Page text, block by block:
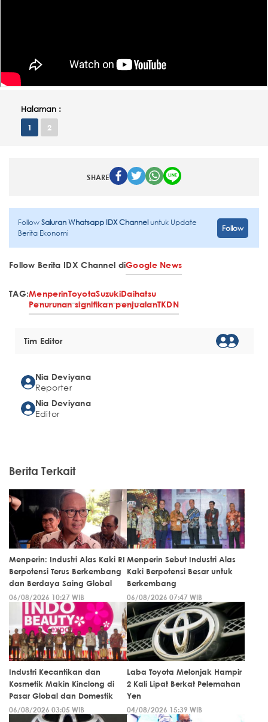
Halaman :
1 2
SHARE
FollowSaluran Whatsapp IDX Channeluntuk Update
Berita Ekonomi
Follow
Follow Berita IDX Channel diGoogle News
TAG:MenperinToyotaSuzukiDaihatsu
Penurunan signifikan penjualanTKDN
Tim Editor
Nia Deviyana
Reporter
Nia Deviyana
Editor
Berita Terkait
Menperin: Industri Alas Kaki RI
Berpotensi Terus Berkembang
dan Berdaya Saing Global
06/08/2026 10:27 WIB
Menperin Sebut Industri Alas
Kaki Berpotensi Besar untuk
Berkembang
06/08/2026 07:47 WIB
Industri Kecantikan dan
Kosmetik Makin Kinclong di
Pasar Global dan Domestik
06/08/2026 03:05 WIB
Laba Toyota Melonjak Hampir
2 Kali Lipat Berkat Pelemahan
Yen
04/08/2026 15:39 WIB